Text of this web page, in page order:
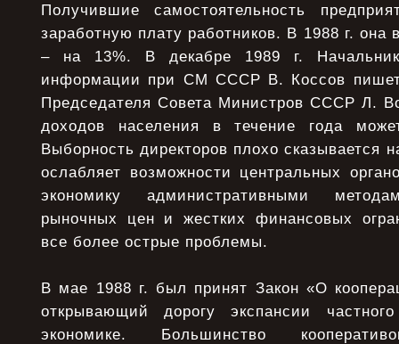
Получившие самостоятельность
заработную плату работников. В 1988 г. она
– на 13%. В декабре 1989 г. Начальник
информации при СМ СССР В. Коссов
Председателя Совета Министров СССР Л.
доходов населения в течение года
Выборность директоров плохо сказывается
ослабляет возможности центральных
экономику административными
рыночных цен и жестких финансовых
все более острые проблемы.
В мае 1988 г. был принят Закон «О
открывающий дорогу экспансии
экономике. Большинство